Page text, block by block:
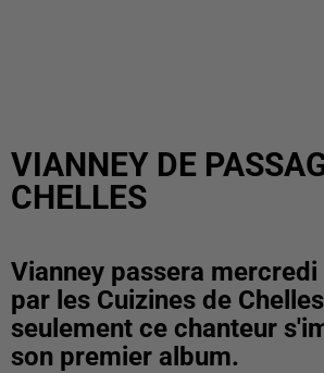
VIANNEY DE
CHELLES
Vianney passera
par les Cuizines de
seulement ce chanteur
son premier album.